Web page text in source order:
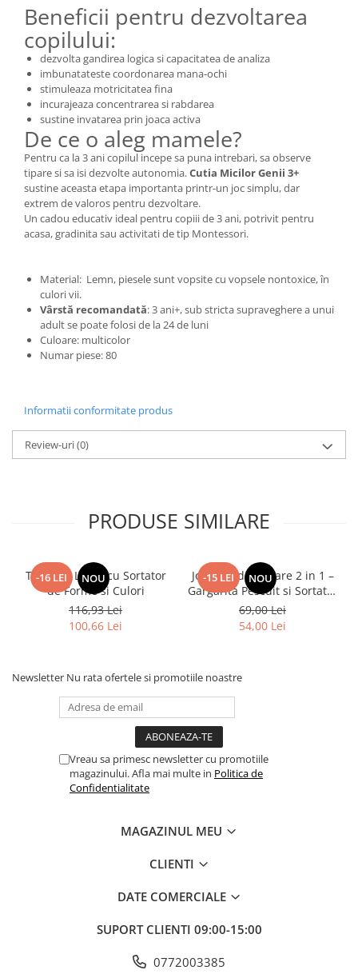
Beneficii pentru dezvoltarea
copilului:
dezvolta gandirea logica si capacitatea de analiza
imbunatateste coordonarea mana-ochi
stimuleaza motricitatea fina
incurajeaza concentrarea si rabdarea
sustine invatarea prin joaca activa
De ce o aleg mamele?
Pentru ca la 3 ani copilul incepe sa puna intrebari, sa observe
tipare si sa isi dezvolte autonomia.Cutia Micilor Genii 3+
sustine aceasta etapa importanta printr-un joc simplu, dar
extrem de valoros pentru dezvoltare.
Un cadou educativ ideal pentru copiii de 3 ani, potrivit pentru
acasa, gradinita sau activitati de tip Montessori.
Material: Lemn, piesele sunt vopsite cu vopsele nontoxice, în
culori vii.
Vârstă recomandată: 3 ani+, sub stricta supraveghere a unui
adult se poate folosi de la 24 de luni
Culoare: multicolor
Numar piese: 80
Informatii conformitate produs
Review-uri(0)
PRODUSE SIMILARE
-16 LEI NOU
Tren din Lemn cu Sortator
de Forme si Culori
116,93 Lei
100,66 Lei
-15 LEI NOU
Joc de Indemanare 2 in 1 –
Gargarita Pescuit si Sortator
Educativ din Lemn
69,00 Lei
54,00 Lei
Newsletter Nu rata ofertele si promotiile noastre
Vreau sa primesc newsletter cu promotiile
magazinului. Afla mai multe in Politica de
Confidentialitate
MAGAZINUL MEU
CLIENTI
DATE COMERCIALE
SUPORT CLIENTI 09:00-15:00
0772003385